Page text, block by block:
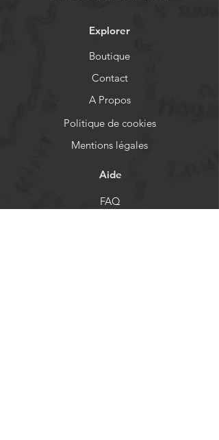
Explorer
Boutique
Contact
A Propos
Politique de cookies
Mentions légales
Aide
FAQ